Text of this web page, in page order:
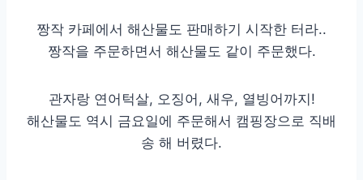
짱작 카페에서 해산물도 판매하기 시작한 터라..
짱작을 주문하면서 해산물도 같이 주문했다.
관자랑 연어턱살, 오징어, 새우, 열빙어까지!
해산물도 역시 금요일에 주문해서 캠핑장으로 직배
송 해 버렸다.